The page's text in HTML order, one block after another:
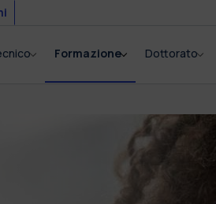
Formazione Dottorato